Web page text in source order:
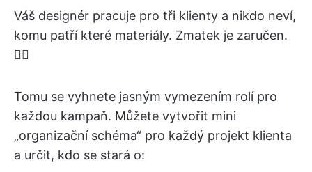
Váš designér pracuje pro tři klienty a nikdo neví,
komu patří které materiály. Zmatek je zaručen.
😵‍💫
Tomu se vyhnete jasným vymezením rolí pro
každou kampaň. Můžete vytvořit mini
„organizační schéma“ pro každý projekt klienta
a určit, kdo se stará o: